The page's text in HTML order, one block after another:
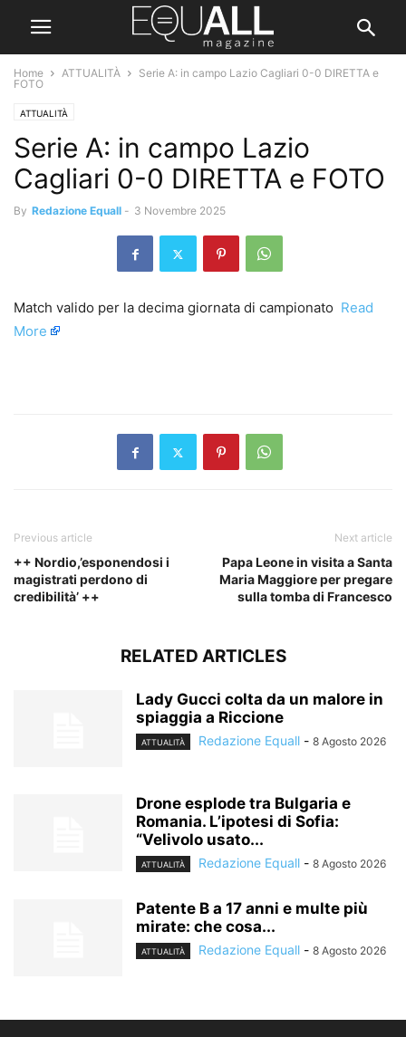
Home ATTUALITÀ
Serie A: in campo Lazio Cagliari 0-0 DIRETTA e
FOTO
ATTUALITÀ
Serie A: in campo Lazio
Cagliari 0-0 DIRETTA e FOTO
By Redazione Equall - 3 Novembre 2025
Match valido per la decima giornata di campionato ​ Read
More
Previous article
++ Nordio,’esponendosi i
magistrati perdono di
credibilità’ ++
Next article
Papa Leone in visita a Santa
Maria Maggiore per pregare
sulla tomba di Francesco
RELATED ARTICLES
Lady Gucci colta da un malore in
spiaggia a Riccione
ATTUALITÀ Redazione Equall - 8 Agosto 2026
Drone esplode tra Bulgaria e
Romania. L’ipotesi di Sofia:
“Velivolo usato...
ATTUALITÀ Redazione Equall - 8 Agosto 2026
Patente B a 17 anni e multe più
mirate: che cosa...
ATTUALITÀ Redazione Equall - 8 Agosto 2026